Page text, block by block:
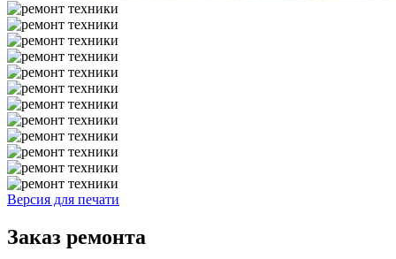
Версия для печати
Заказ ремонта